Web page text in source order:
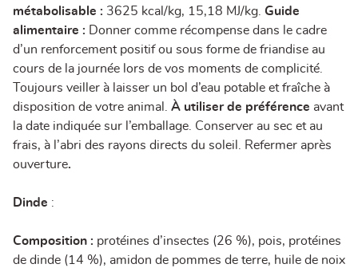
métabolisable : 3625 kcal/kg, 15,18 MJ/kg. Guide
alimentaire : Donner comme récompense dans le cadre
d’un renforcement positif ou sous forme de friandise au
cours de la journée lors de vos moments de complicité.
Toujours veiller à laisser un bol d’eau potable et fraîche à
disposition de votre animal. À utiliser de préférence avant
la date indiquée sur l’emballage. Conserver au sec et au
frais, à l’abri des rayons directs du soleil. Refermer après
ouverture.
Dinde :
Composition : protéines d’insectes (26 %), pois, protéines
de dinde (14 %), amidon de pommes de terre, huile de noix